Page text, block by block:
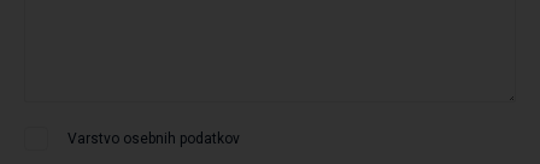
Varstvo osebnih podatkov